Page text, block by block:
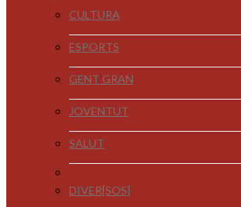
CULTURA
ESPORTS
GENT GRAN
JOVENTUT
SALUT
DIVER[SOS]